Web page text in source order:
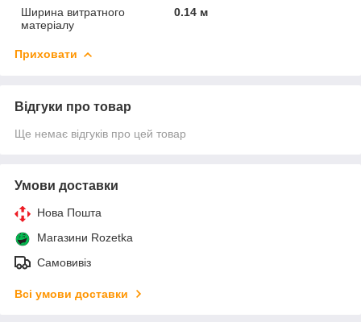
Ширина витратного
матеріалу
0.14 м
Приховати
Відгуки про товар
Ще немає відгуків про цей товар
Умови доставки
Нова Пошта
Магазини Rozetka
Самовивіз
Всі умови доставки